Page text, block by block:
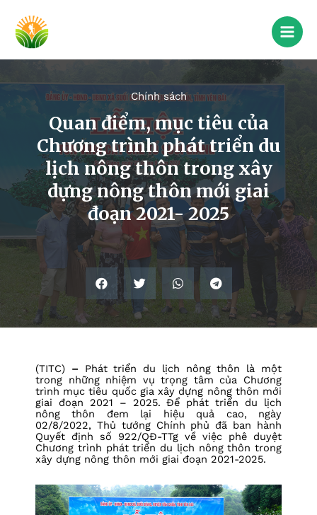
Chính sách
Quan điểm, mục tiêu của
Chương trình phát triển du
lịch nông thôn trong xây
dựng nông thôn mới giai
đoạn 2021- 2025
(TITC) – Phát triển du lịch nông thôn là một
trong những nhiệm vụ trọng tâm của Chương
trình mục tiêu quốc gia xây dựng nông thôn mới
giai đoạn 2021 – 2025. Để phát triển du lịch
nông thôn đem lại hiệu quả cao, ngày
02/8/2022, Thủ tướng Chính phủ đã ban hành
Quyết định số 922/QĐ-TTg về việc phê duyệt
Chương trình phát triển du lịch nông thôn trong
xây dựng nông thôn mới giai đoạn 2021-2025.